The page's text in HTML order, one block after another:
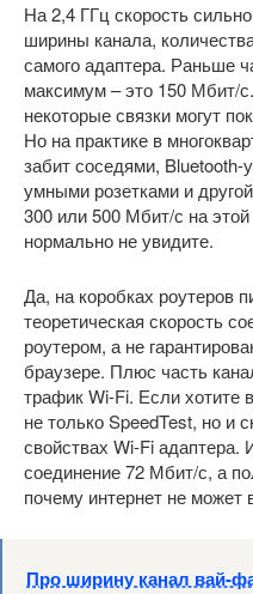
На 2,4 ГГц скорость
ширины канала,
самого адаптера. Раньше
максимум – это 150 Мбит/
некоторые связки могут
Но на практике в
забит соседями, Bluetooth-
умными розетками и
300 или 500 Мбит/с на
нормально не увидите.
Да, на коробках роутеров
теоретическая скорость
роутером, а не
браузере. Плюс часть
трафик Wi-Fi. Если хотите
не только SpeedTest, но и
свойствах Wi-Fi адаптера.
соединение 72 Мбит/с, а
почему интернет не
Про ширину канал вай-